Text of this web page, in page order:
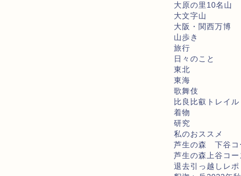
大原の里10名山
大文字山
大阪・関西万博
山歩き
旅行
日々のこと
東北
東海
歌舞伎
比良比叡トレイル
着物
研究
私のおススメ
芦生の森 下谷コ
芦生の森上谷コー
退去引っ越しレポ